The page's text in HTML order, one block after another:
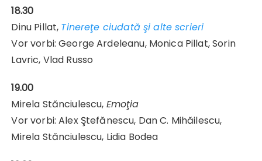
18.30
Dinu Pillat, Tinereţe ciudată şi alte scrieri
Vor vorbi: George Ardeleanu, Monica Pillat, Sorin
Lavric, Vlad Russo
19.00
Mirela Stănciulescu, Emoţia
Vor vorbi: Alex Ştefănescu, Dan C. Mihăilescu,
Mirela Stănciulescu, Lidia Bodea